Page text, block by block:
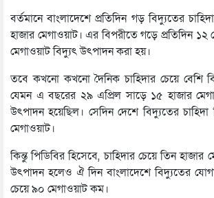
বর্তমানে বাংলাদেশে প্রতিদিন গড় বিদ্যুতের
হাজার মেগাওয়াট। এর বিপরীতে গড়ে প্রতিদিন ১২
মেগাওয়াট বিদ্যুৎ উৎপাদন করা হয়।
তবে কখনো কখনো দৈনিক চাহিদার চেয়ে বেশি
যেমন এ বছরের ২৯ এপ্রিল সাড়ে ১৫ হাজার
উৎপাদন হয়েছিল। সেদিন দেশে বিদ্যুতের
মেগাওয়াট।
কিন্তু পিডিবির হিসেবে, চাহিদার চেয়ে তিন হাজার
উৎপাদন হলেও ঐ দিন বাংলাদেশে বিদ্যুতের
চেয়ে ৯০ মেগাওয়াট কম।